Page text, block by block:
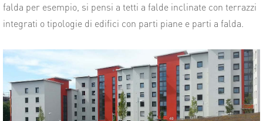
falda per esempio, si pensi a tetti a falde inclinate con terrazzi
integrati o tipologie di edifici con parti piane e parti a falda.